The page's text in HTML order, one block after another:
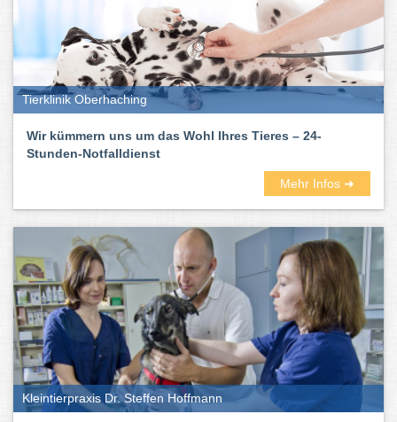
Tierklinik Oberhaching
Wir kümmern uns um das Wohl Ihres Tieres – 24-
Stunden-Notfalldienst
Mehr Infos ➜
Kleintierpraxis Dr. Steffen Hoffmann